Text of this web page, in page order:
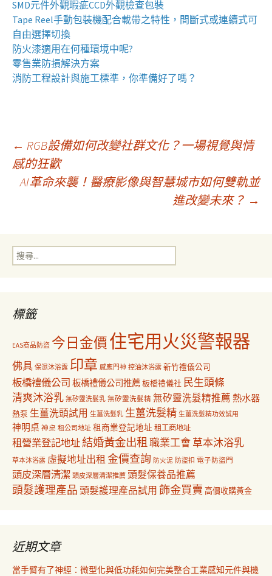
SMD元件外觀瑕疵CCD外觀檢查包裝
Tape Reel手動包裝機配合載帶之特性，間斷式或連續式可
自由選擇切換
防火漆適用在何種環境中呢?
零售業防損解決方案
消防工程設計與施工標準，你準備好了嗎？
文
章
覽
← RGB設備如何改變社群文化？一場視覺與情
感的狂歡
AI革命來襲！醫療影像與智慧城市如何雙軌並
進改變未來？ →
搜
尋
標籤
EAS商品防盜 今日金價住宅用火災警報器
佛具 保濕沐浴露 印章 感應門神 控油沐浴露 新竹禮儀公司
板橋禮儀公司 板橋禮儀公司推薦板橋禮儀社 民生頭條
清爽沐浴乳 無矽靈洗髮乳 無矽靈洗髮精 無矽靈洗髮精推薦 熱水器
熱泵 生薑洗頭試用 生薑洗髮乳 生薑洗髮精 生薑洗髮精功效試用
神明桌 神桌 租公司地址 租商業登記地址 租工商地址
租營業登記地址結婚黃金出租職業工會草本沐浴乳
草本沐浴露 虛擬地址出租 金價查詢 防火泥 防盜扣 電子防盜門
頭皮深層清潔 頭皮深層清潔推薦 頭髮保養品推薦
頭髮護理產品 頭髮護理產品試用 飾金買賣 高價收購黃金
近期文章
當手臂有了神經：微型化與低功耗如何完美整合工業感知元件與機